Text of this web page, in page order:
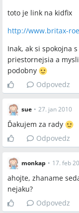
toto je link na kidfix
http://www.britax-
Inak, ak si spokojna
priestornejsia a
podobny
Odpovedz
sue • 27. jan 2010
Ďakujem za rady
Odpovedz
monkap • 17. feb
ahojte, zhaname
nejaku?
Odpovedz